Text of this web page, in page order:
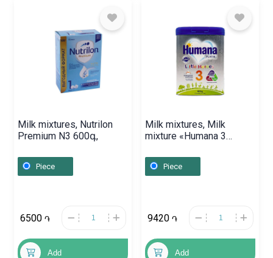
Milk mixtures, Nutrilon
Premium N3 600գ,
Piece
6500 ֏
Add
Milk mixtures, Milk
mixture «Humana 3
Գերմանիա
Piece
9420 ֏
Add